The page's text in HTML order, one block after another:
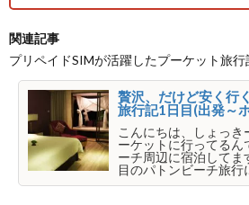
関連記事
プリペイドSIMが活躍したプーケット旅行
贅沢、だけど安く行
旅行記1日目(出発～
こんにちは、しょっ
ーケットに行ってる
ーチ周辺に宿泊して
目のパトンビーチ旅